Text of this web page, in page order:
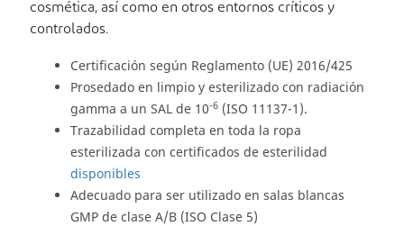
cosmética, así como en otros entornos críticos y
controlados.
Certificación según Reglamento (UE) 2016/425
Prosedado en limpio y esterilizado con radiación
gamma a un SAL de 10-6 (ISO 11137-1).
Trazabilidad completa en toda la ropa
esterilizada con certificados de esterilidad
disponibles
Adecuado para ser utilizado en salas blancas
GMP de clase A/B (ISO Clase 5)